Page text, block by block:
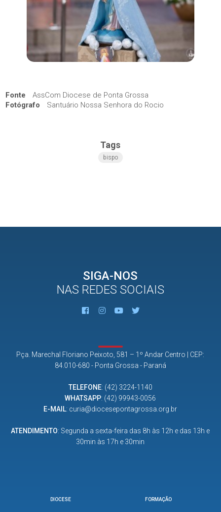
Fonte
AssCom Diocese de Ponta Grossa
Fotógrafo
Santuário Nossa Senhora do Rocio
Tags
bispo
SIGA-NOS
NAS REDES SOCIAIS
Pça. Marechal Floriano Peixoto, 581 – 1º Andar Centro | CEP:
84.010-680 - Ponta Grossa - Paraná
TELEFONE: (42) 3224-1140
WHATSAPP: (42) 99943-0056
E-MAIL: curia@diocesepontagrossa.org.br
ATENDIMENTO: Segunda a sexta-feira das 8h às 12h e das 13h e
30min às 17h e 30min
DIOCESE FORMAÇÃO